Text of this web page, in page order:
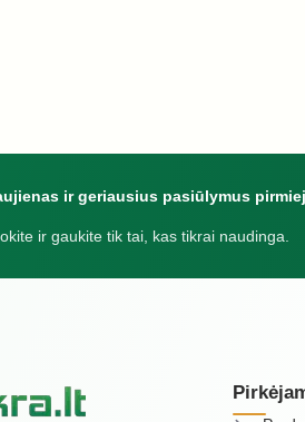
ir geriausius pasiūlymus
ir gaukite tik tai, kas tikrai naudinga.